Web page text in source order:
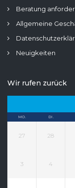
Beratung
Allgemeine
Neuigkeiten
Wir rufen zurück
MO. DI.
27 28
3 4